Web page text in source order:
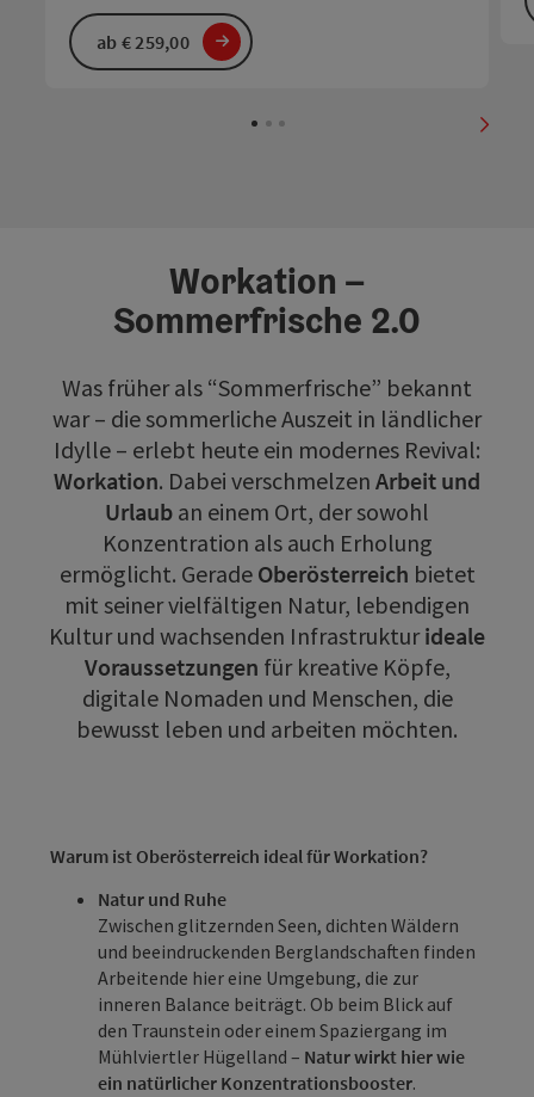
ab € 259,00
Workation –
Sommerfrische 2.0
Was früher als “Sommerfrische” bekannt
war – die sommerliche Auszeit in ländlicher
Idylle – erlebt heute ein modernes Revival:
Workation. Dabei verschmelzen Arbeit und
Urlaub an einem Ort, der sowohl
Konzentration als auch Erholung
ermöglicht. Gerade Oberösterreich bietet
mit seiner vielfältigen Natur, lebendigen
Kultur und wachsenden Infrastrukturideale
Voraussetzungen für kreative Köpfe,
digitale Nomaden und Menschen, die
bewusst leben und arbeiten möchten.
Warum ist Oberösterreich ideal für Workation?
Natur und Ruhe
Zwischen glitzernden Seen, dichten Wäldern
und beeindruckenden Berglandschaften finden
Arbeitende hier eine Umgebung, die zur
inneren Balance beiträgt. Ob beim Blick auf
den Traunstein oder einem Spaziergang im
Mühlviertler Hügelland – Natur wirkt hier wie
ein natürlicher Konzentrationsbooster.